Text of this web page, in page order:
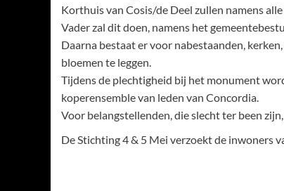
Korthuis van Cosis/de Deel zullen namens
Vader zal dit doen, namens het
Daarna bestaat er voor nabestaanden,
bloemen te leggen.
Tijdens de plechtigheid bij het monument
koperensemble van leden van Concordia.
Voor belangstellenden, die slecht ter been
De Stichting 4 & 5 Mei verzoekt de inwoners